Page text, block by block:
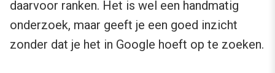
daarvoor ranken. Het is wel een handmatig
onderzoek, maar geeft je een goed inzicht
zonder dat je het in Google hoeft op te zoeken.